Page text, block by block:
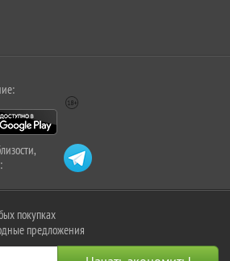
покупках
предложения